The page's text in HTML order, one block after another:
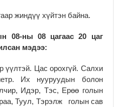
жиндүү хүйтэн байна.
08-ны 08 цагаас 20 цаг
мэдээ:
Цас орохгүй. Салхи
Их нууруудын болон
Идэр, Тэс, Ерөө голын
Туул, Тэрэлж голын сав